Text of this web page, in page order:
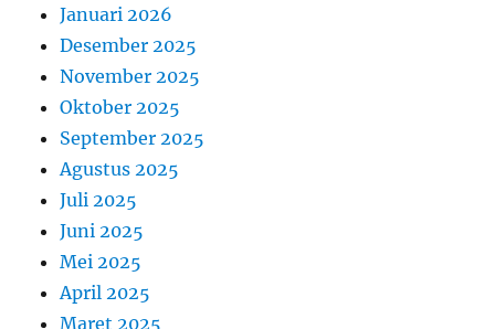
Januari 2026
Desember 2025
November 2025
Oktober 2025
September 2025
Agustus 2025
Juli 2025
Juni 2025
Mei 2025
April 2025
Maret 2025